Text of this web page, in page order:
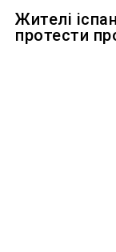
Жителі
протести